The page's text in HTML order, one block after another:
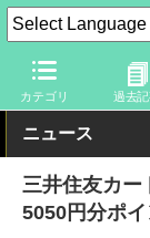
カテゴリ 過去
トラベル Watch
ニュース
三井住友カー
5050円分ポ